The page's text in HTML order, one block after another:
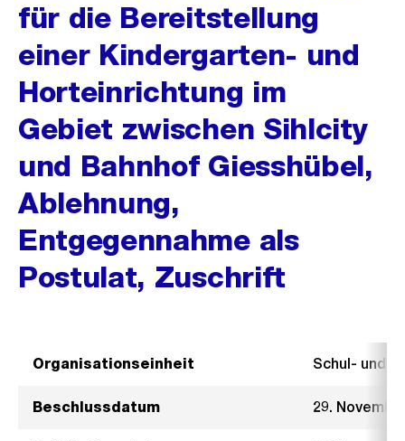
für die Bereitstellung
einer Kindergarten- und
Horteinrichtung im
Gebiet zwischen Sihlcity
und Bahnhof Giesshübel,
Ablehnung,
Entgegennahme als
Postulat, Zuschrift
Organisationseinheit Schul- und
Beschlussdatum 29.